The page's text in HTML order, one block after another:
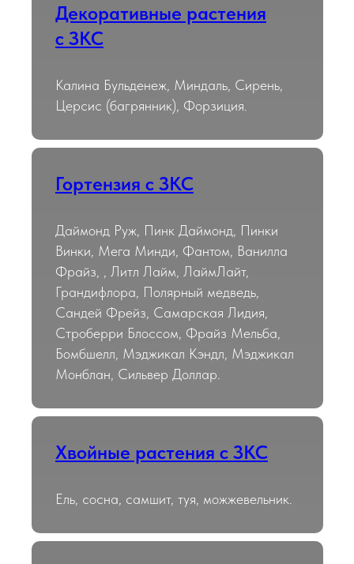
Декоративные растения
с ЗКС
Калина Бульденеж, Миндаль, Сирень,
Церсис (багрянник), Форзиция.
Гортензия с ЗКС
Даймонд Руж, Пинк Даймонд, Пинки
Винки, Мега Минди, Фантом, Ванилла
Фрайз, , Литл Лайм, ЛаймЛайт,
Грандифлора, Полярный медведь,
Сандей Фрейз, Самарская Лидия,
Строберри Блоссом, Фрайз Мельба,
Бомбшелл, Мэджикал Кэндл, Мэджикал
Монблан, Сильвер Доллар.
Хвойные растения с ЗКС
Ель, сосна, самшит, туя, можжевельник.